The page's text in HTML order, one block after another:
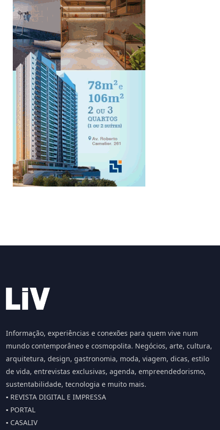
Informação, experiências e conexões para quem vive num
mundo contemporâneo e cosmopolita. Negócios, arte, cultura,
arquitetura, design, gastronomia, moda, viagem, dicas, estilo
de vida, entrevistas exclusivas, agenda, empreendedorismo,
sustentabilidade, tecnologia e muito mais.
▪️ REVISTA DIGITAL E IMPRESSA
▪️ PORTAL
▪️ CASALIV